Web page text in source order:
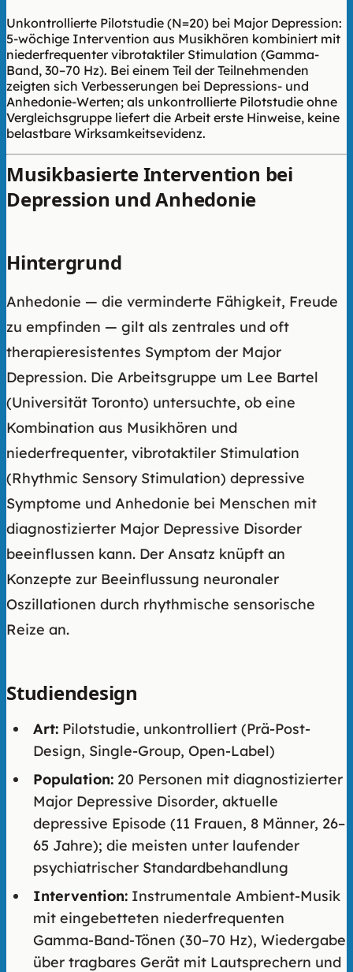
Unkontrollierte Pilotstudie (N=20) bei Major Depression:
5-wöchige Intervention aus Musikhören kombiniert mit
niederfrequenter vibrotaktiler Stimulation (Gamma-
Band, 30–70 Hz). Bei einem Teil der Teilnehmenden
zeigten sich Verbesserungen bei Depressions- und
Anhedonie-Werten; als unkontrollierte Pilotstudie ohne
Vergleichsgruppe liefert die Arbeit erste Hinweise, keine
belastbare Wirksamkeitsevidenz.
Musikbasierte Intervention bei
Depression und Anhedonie
Hintergrund
Anhedonie — die verminderte Fähigkeit, Freude
zu empfinden — gilt als zentrales und oft
therapieresistentes Symptom der Major
Depression. Die Arbeitsgruppe um Lee Bartel
(Universität Toronto) untersuchte, ob eine
Kombination aus Musikhören und
niederfrequenter, vibrotaktiler Stimulation
(Rhythmic Sensory Stimulation) depressive
Symptome und Anhedonie bei Menschen mit
diagnostizierter Major Depressive Disorder
beeinflussen kann. Der Ansatz knüpft an
Konzepte zur Beeinflussung neuronaler
Oszillationen durch rhythmische sensorische
Reize an.
Studiendesign
Art: Pilotstudie, unkontrolliert (Prä-Post-
Design, Single-Group, Open-Label)
Population: 20 Personen mit diagnostizierter
Major Depressive Disorder, aktuelle
depressive Episode (11 Frauen, 8 Männer, 26–
65 Jahre); die meisten unter laufender
psychiatrischer Standardbehandlung
Intervention: Instrumentale Ambient-Musik
mit eingebetteten niederfrequenten
Gamma-Band-Tönen (30–70 Hz), Wiedergabe
über tragbares Gerät mit Lautsprechern und